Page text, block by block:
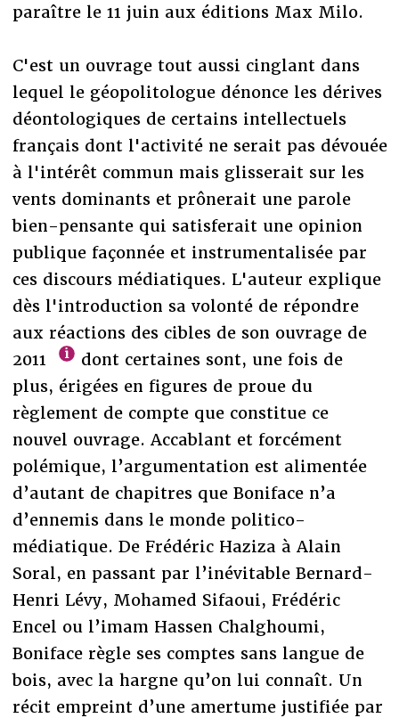
paraître le 11 juin aux éditions Max Milo.
C'est un ouvrage tout aussi cinglant dans
lequel le géopolitologue dénonce les dérives
déontologiques de certains intellectuels
français dont l'activité ne serait pas dévouée
à l'intérêt commun mais glisserait sur les
vents dominants et prônerait une parole
bien-pensante qui satisferait une opinion
publique façonnée et instrumentalisée par
ces discours médiatiques. L'auteur explique
dès l'introduction sa volonté de répondre
aux réactions des cibles de son ouvrage de
2011
dont certaines sont, une fois de
plus, érigées en figures de proue du
règlement de compte que constitue ce
nouvel ouvrage. Accablant et forcément
polémique, l’argumentation est alimentée
d’autant de chapitres que Boniface n’a
d’ennemis dans le monde politico-
médiatique. De Frédéric Haziza à Alain
Soral, en passant par l’inévitable Bernard-
Henri Lévy, Mohamed Sifaoui, Frédéric
Encel ou l’imam Hassen Chalghoumi,
Boniface règle ses comptes sans langue de
bois, avec la hargne qu’on lui connaît. Un
récit empreint d’une amertume justifiée par